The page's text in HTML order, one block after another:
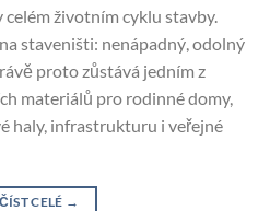
životním cyklu stavby.
staveništi: nenápadný, odolný
proto zůstává jedním z
materiálů pro rodinné domy,
haly, infrastrukturu i veřejné
CELÉ →